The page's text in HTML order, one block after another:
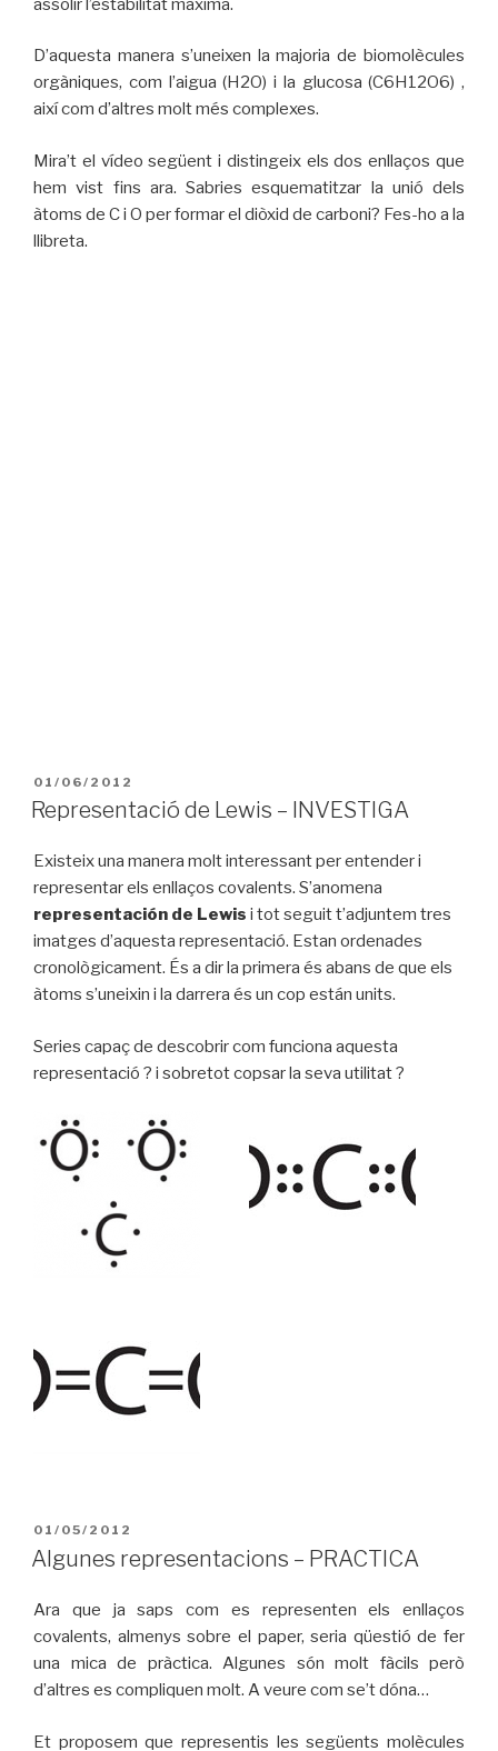
D’aquesta manera s’uneixen la majoria de biomolècules
orgàniques, com l’aigua (H2O) i la glucosa (C6H12O6) ,
així com d’altres molt més complexes.
Mira’t el vídeo següent i distingeix els dos enllaços que
hem vist fins ara. Sabries esquematitzar la unió dels
àtoms de C i O per formar el diòxid de carboni? Fes-ho a la
llibreta.
PUBLICAT
A
01/06/2012
Representació de Lewis – INVESTIGA
Existeix una manera molt interessant per entender i
representar els enllaços covalents. S’anomena
representación de Lewis i tot seguit t’adjuntem tres
imatges d’aquesta representació. Estan ordenades
cronològicament. És a dir la primera és abans de que els
àtoms s’uneixin i la darrera és un cop están units.
Series capaç de descobrir com funciona aquesta
representació ? i sobretot copsar la seva utilitat ?
PUBLICAT
A
01/05/2012
Algunes representacions – PRACTICA
Ara que ja saps com es representen els enllaços
covalents, almenys sobre el paper, seria qüestió de fer
una mica de pràctica. Algunes són molt fàcils però
d’altres es compliquen molt. A veure com se’t dóna…
Et proposem que representis les següents molècules